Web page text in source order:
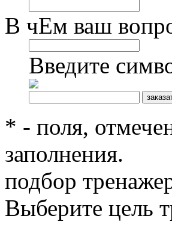
В чЕм ваш
Введите
* - поля,
заполнения.
подбор
Выберите цель